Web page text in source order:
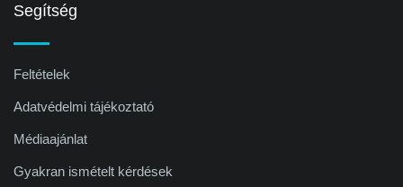
Segítség
Feltételek
Adatvédelmi tájékoztató
Médiaajánlat
Gyakran ismételt kérdések